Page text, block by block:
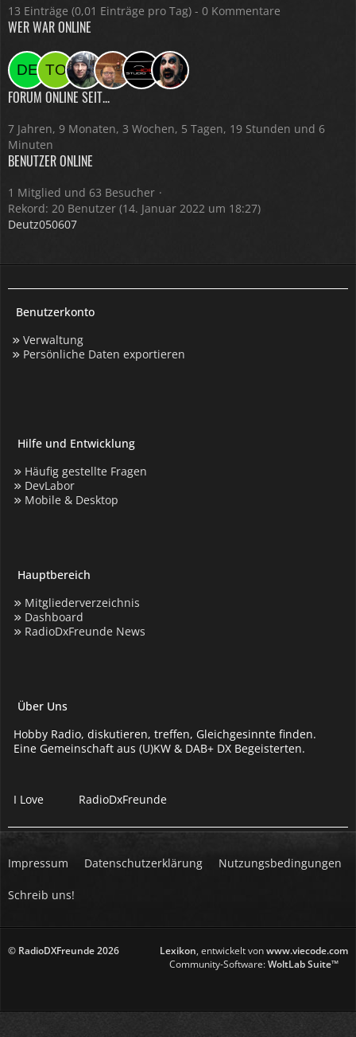
13 Einträge (0,01 Einträge pro Tag) - 0 Kommentare
WER WAR ONLINE
FORUM ONLINE SEIT...
7 Jahren, 9 Monaten, 3 Wochen, 5 Tagen, 19 Stunden und 6
Minuten
BENUTZER ONLINE
1 Mitglied und 63 Besucher
Rekord: 20 Benutzer (14. Januar 2022 um 18:27)
Deutz050607
Benutzerkonto
Verwaltung
Persönliche Daten exportieren
Hilfe und Entwicklung
Häufig gestellte Fragen
DevLabor
Mobile & Desktop
Hauptbereich
Mitgliederverzeichnis
Dashboard
RadioDxFreunde News
Über Uns
Hobby Radio, diskutieren, treffen, Gleichgesinnte finden.
Eine Gemeinschaft aus (U)KW & DAB+ DX Begeisterten.
I Love RadioDxFreunde
Impressum Datenschutzerklärung Nutzungsbedingungen
Schreib uns!
© RadioDXFreunde2026 Lexikon, entwickelt vonwww.viecode.com
Community-Software:WoltLab Suite™